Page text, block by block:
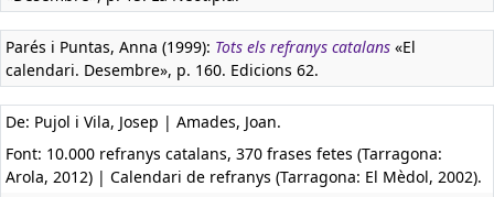
Parés i Puntas, Anna (1999): Tots els refranys catalans «El
calendari. Desembre», p. 160. Edicions 62.
De: Pujol i Vila, Josep | Amades, Joan.
Font: 10.000 refranys catalans, 370 frases fetes (Tarragona:
Arola, 2012) | Calendari de refranys (Tarragona: El Mèdol, 2002).